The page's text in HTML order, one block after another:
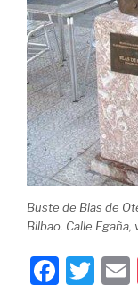
Buste de Blas de
Bilbao. Calle
F
T